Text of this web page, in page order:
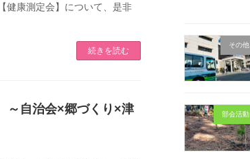
健康測定会】について、是非
続きを読む
自治会×郷づくり×津
その他
部会活動